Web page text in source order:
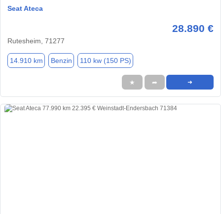
Seat Ateca
28.890 €
Rutesheim, 71277
14.910 km Benzin 110 kw (150 PS)
★ ➦ ➜